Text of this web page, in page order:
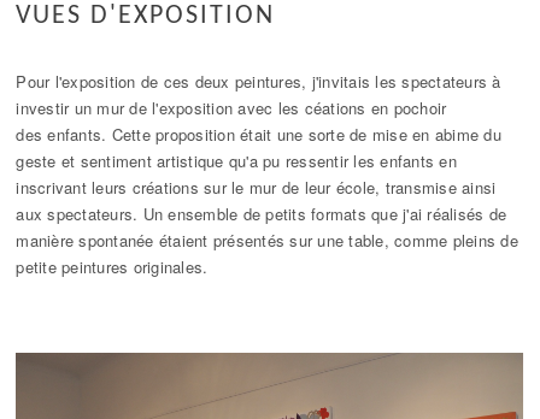
VUES D'EXPOSITION
Pour l'exposition de ces deux peintures, j'invitais les spectateurs à
investir un mur de l'exposition avec les céations en pochoir
des enfants. Cette proposition était une sorte de mise en abime du
geste et sentiment artistique qu'a pu ressentir les enfants en
inscrivant leurs créations sur le mur de leur école, transmise ainsi
aux spectateurs. Un ensemble de petits formats que j'ai réalisés de
manière spontanée étaient présentés sur une table, comme pleins de
petite peintures originales.